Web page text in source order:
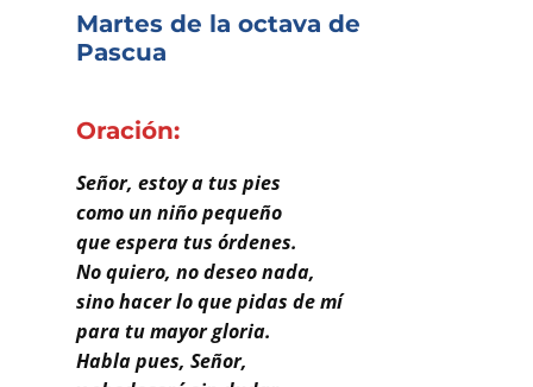
Institucional
Pastoral Vocacional
Recursos
Contacto
Buscar
Martes de la octava de
Pascua
Oración:
Señor, estoy a tus pies
como un niño pequeño
que espera tus órdenes.
No quiero, no deseo nada,
sino hacer lo que pidas de mí
para tu mayor gloria.
Habla pues, Señor,